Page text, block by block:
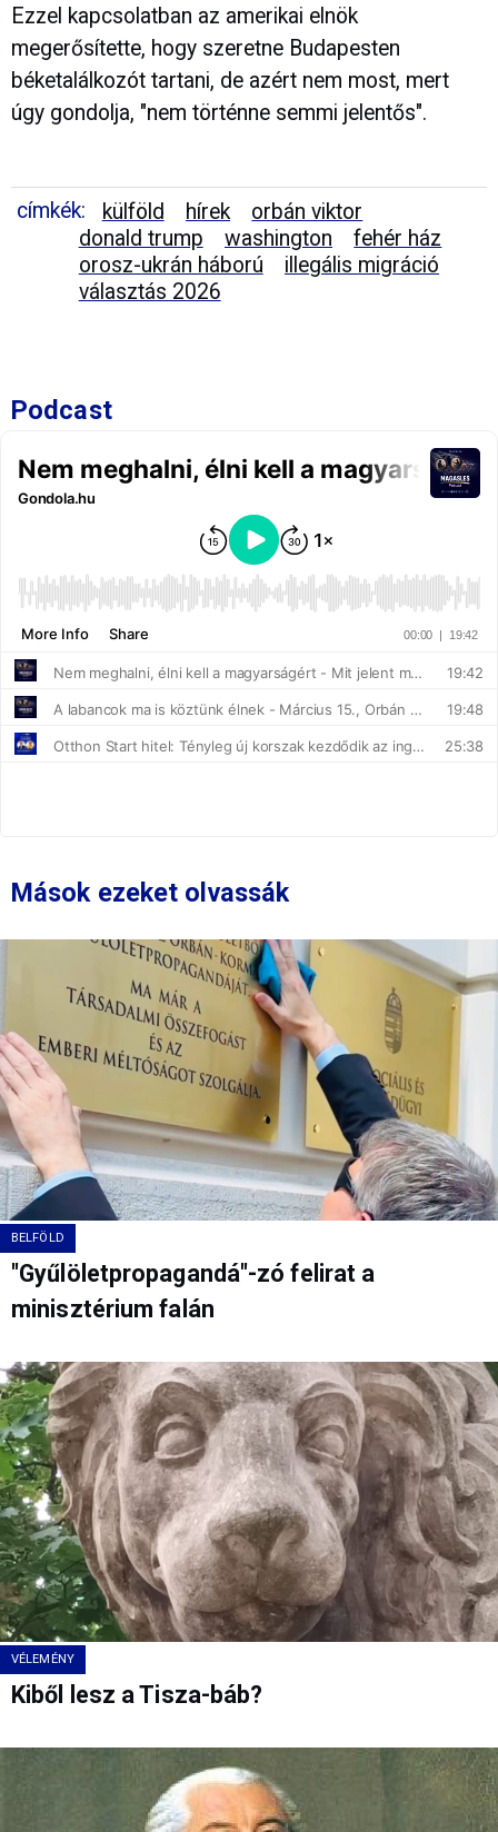
Ezzel kapcsolatban az amerikai elnök
megerősítette, hogy szeretne Budapesten
béketalálkozót tartani, de azért nem most, mert
úgy gondolja, "nem történne semmi jelentős".
címkék: külföld hírek
orbán viktor
donald trump
washington
fehér ház
orosz-ukrán háború
illegális migráció
választás 2026
Podcast
Mások ezeket olvassák
BELFÖLD
"Gyűlöletpropagandá"-zó felirat a
minisztérium falán
VÉLEMÉNY
Kiből lesz a Tisza-báb?